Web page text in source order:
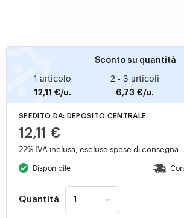
Sconto su quantità
1 articolo
12,11 €/u.
2 - 3 articoli
6,73 €/u.
SPEDITO DA: DEPOSITO CENTRALE
12,11 €
22% IVA inclusa, escluse spese di consegna
Disponibile
Quantità